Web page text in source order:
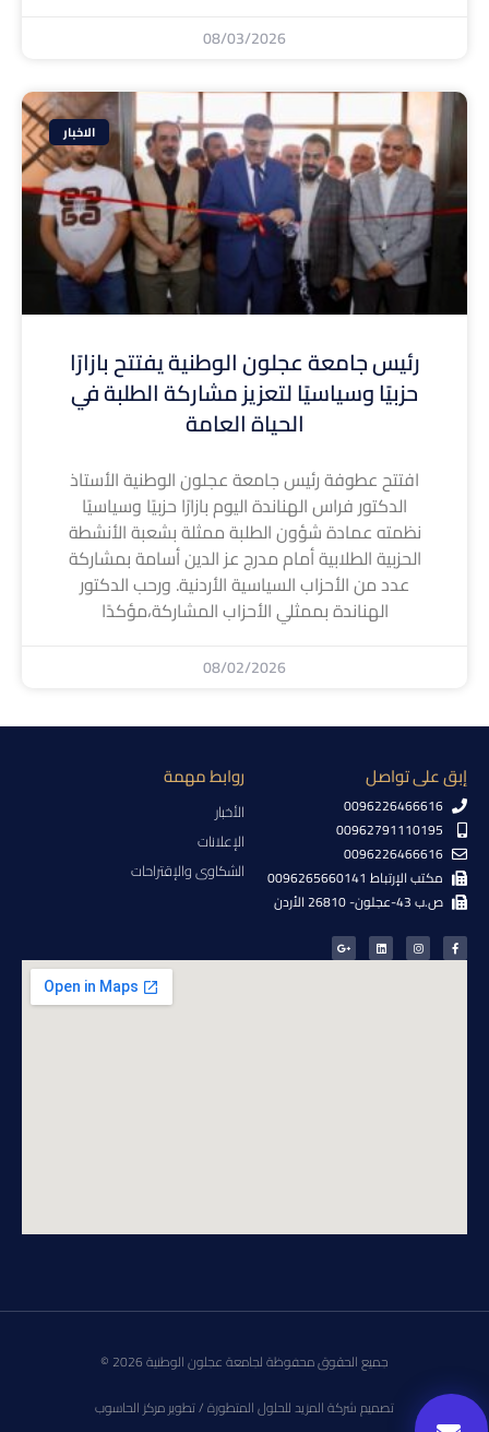
08/03/2026
الاخبار
رئيس جامعة عجلون الوطنية يفتتح بازارًا
حزبيًا وسياسيًا لتعزيز مشاركة الطلبة في
الحياة العامة
افتتح عطوفة رئيس جامعة عجلون الوطنية الأستاذ
الدكتور فراس الهناندة اليوم بازارًا حزبيًا وسياسيًا
نظمته عمادة شؤون الطلبة ممثلة بشعبة الأنشطة
الحزبية الطلابية أمام مدرج عز الدين أسامة بمشاركة
عدد من الأحزاب السياسية الأردنية. ورحب الدكتور
الهناندة بممثلي الأحزاب المشاركة،مؤكدًا
08/02/2026
إبق على تواصل
0096226466616
00962791110195
0096226466616
مكتب الإرتباط 0096265660141
ص.ب 43-عجلون- 26810 الأردن
روابط مهمة
الأخبار
الإعلانات
الشكاوى والإقتراحات
جميع الحقوق محفوظة لجامعة عجلون الوطنية 2026 ©
تصميم شركة المزيد للحلول المتطورة / تطوير مركز الحاسوب